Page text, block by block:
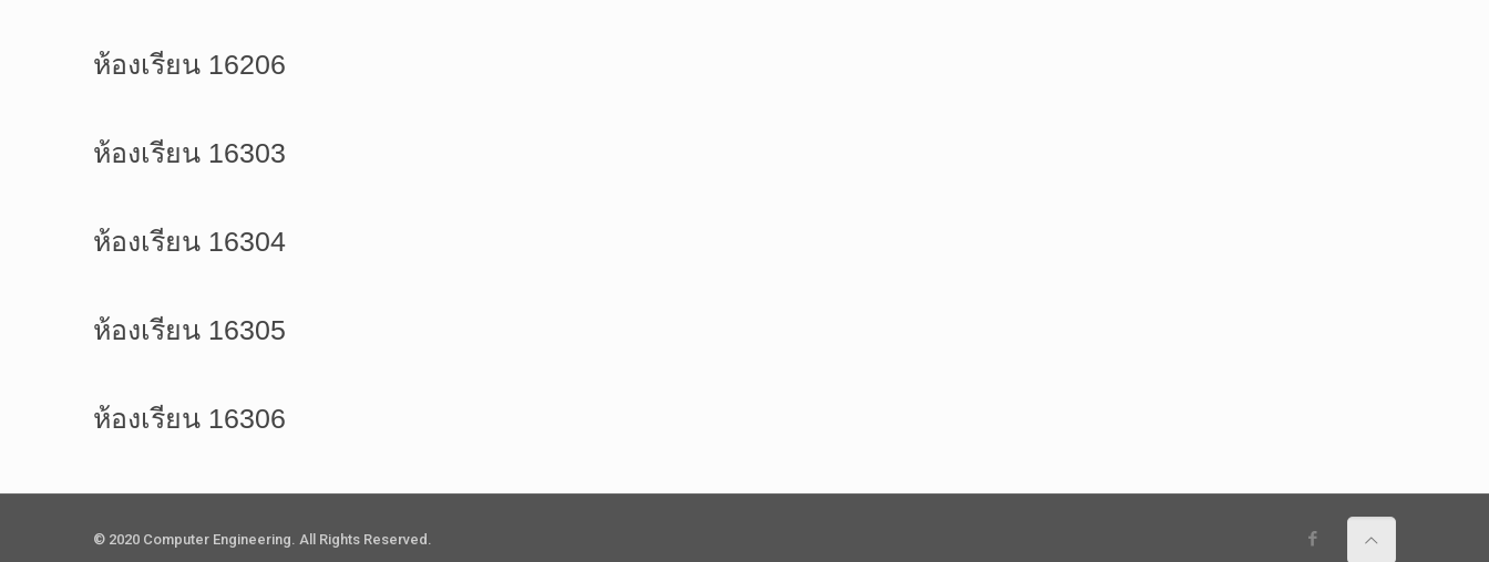
ห้องเรียน 16206
ห้องเรียน 16303
ห้องเรียน 16304
ห้องเรียน 16305
ห้องเรียน 16306
© 2020 Computer Engineering. All Rights Reserved.